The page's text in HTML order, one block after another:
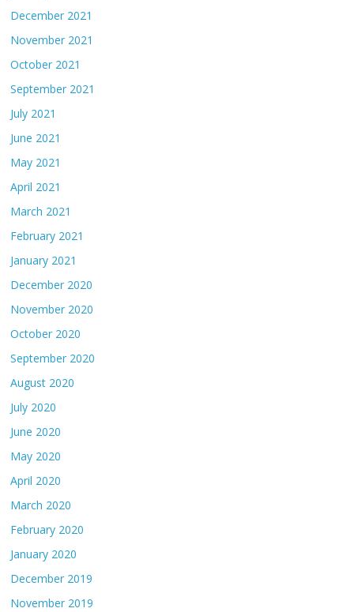
December 2021
November 2021
October 2021
September 2021
July 2021
June 2021
May 2021
April 2021
March 2021
February 2021
January 2021
December 2020
November 2020
October 2020
September 2020
August 2020
July 2020
June 2020
May 2020
April 2020
March 2020
February 2020
January 2020
December 2019
November 2019